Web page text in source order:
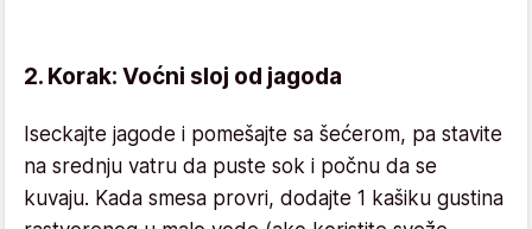
2. Korak: Voćni sloj od jagoda
Iseckajte jagode i pomešajte sa šećerom, pa stavite
na srednju vatru da puste sok i počnu da se
kuvaju. Kada smesa provri, dodajte 1 kašiku gustina